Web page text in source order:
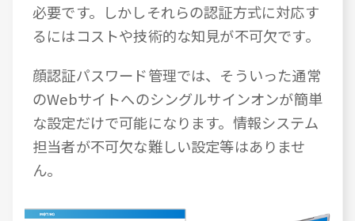
必要です。しかしそれらの認証方式に対応す
るにはコストや技術的な知見が不可欠です。
顔認証パスワード管理では、そういった通常
のWebサイトへのシングルサインオンが簡単
な設定だけで可能になります。情報システム
担当者が不可欠な難しい設定等はありませ
ん。